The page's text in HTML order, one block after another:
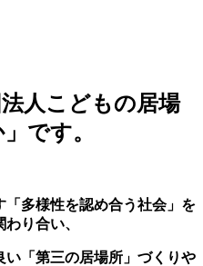
人こどもの居場
です。
多様性を認め合う社会」を
り合い、
「第三の居場所」づくりや